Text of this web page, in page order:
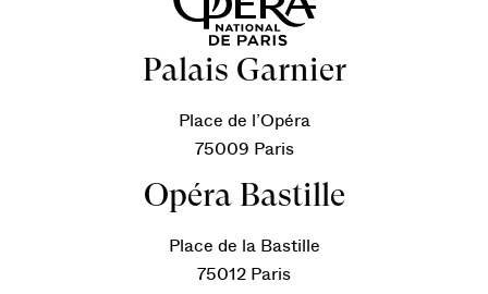
Palais Garnier
Place de l’Opéra
75009 Paris
Opéra Bastille
Place de la Bastille
75012 Paris